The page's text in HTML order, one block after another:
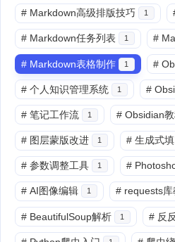
# Markdown高级排版技巧 1
# Markdown任务列表 1 #
# Markdown表格制作 1 #
# 个人知识管理系统 1 #
# 笔记工作流 1 # Obsidian
# 图层蒙版改进 1 # 生成式
# 参数调整工具 1 #
# AI图像编辑 1 # requests库
# BeautifulSoup解析 1 # 反